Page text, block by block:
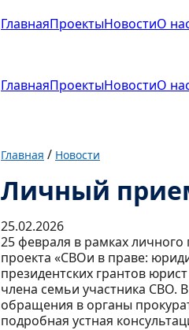
ГлавнаяПроектыНовостиО
ГлавнаяПроектыНовостиО
Главная / Новости
Личный
25.02.2026
25 февраля в рамках
проекта «СВОи в праве:
президентских грантов
члена семьи участника СВО.
обращения в органы
подробная устная